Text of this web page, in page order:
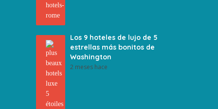
Los 9 hoteles de lujo de 5
estrellas más bonitos de
Washington
2 meses hace